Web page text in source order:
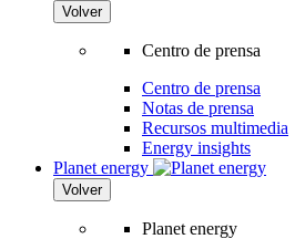
Volver
Centro de prensa
Centro de prensa
Notas de prensa
Recursos multimedia
Energy insights
Planet energy
Volver
Planet energy